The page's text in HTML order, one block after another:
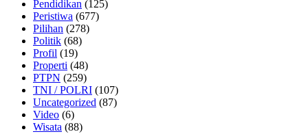
Pendidikan (125)
Peristiwa (677)
Pilihan (278)
Politik (68)
Profil (19)
Properti (48)
PTPN (259)
TNI / POLRI (107)
Uncategorized (87)
Video (6)
Wisata (88)